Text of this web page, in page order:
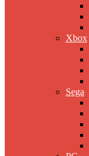
Xbox
Sega